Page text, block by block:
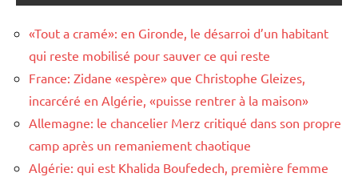
«Tout a cramé»: en Gironde, le désarroi d’un habitant
qui reste mobilisé pour sauver ce qui reste
France: Zidane «espère» que Christophe Gleizes,
incarcéré en Algérie, «puisse rentrer à la maison»
Allemagne: le chancelier Merz critiqué dans son propre
camp après un remaniement chaotique
Algérie: qui est Khalida Boufedech, première femme